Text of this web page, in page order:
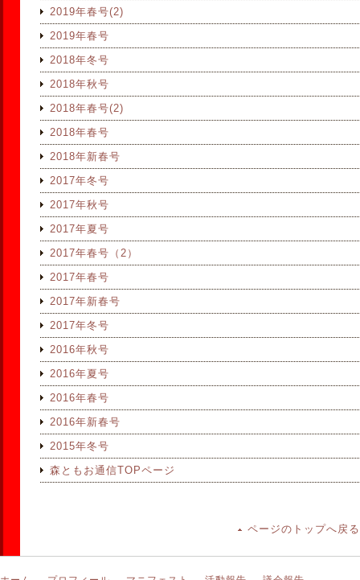
2019年春号(2)
2019年春号
2018年冬号
2018年秋号
2018年春号(2)
2018年春号
2018年新春号
2017年冬号
2017年秋号
2017年夏号
2017年春号（2）
2017年春号
2017年新春号
2017年冬号
2016年秋号
2016年夏号
2016年春号
2016年新春号
2015年冬号
森ともお通信TOPページ
ページのトップへ戻る